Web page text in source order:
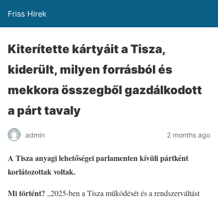
Friss Hirek
Kiterítette kártyáit a Tisza,
kiderült, milyen forrásból és
mekkora összegből gazdálkodott
a párt tavaly
admin 2 months ago
A Tisza anyagi lehetőségei parlamenten kívüli pártként
korlátozottak voltak.
Mi történt? „2025-ben a Tisza működését és a rendszerváltást